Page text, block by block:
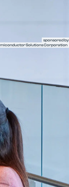
sponsored by
Solutions Corporation